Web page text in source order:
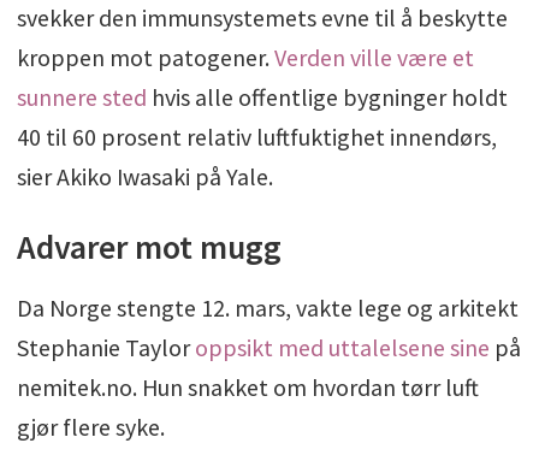
svekker den immunsystemets evne til å beskytte
kroppen mot patogener.Verden ville være et
sunnere sted hvis alle offentlige bygninger holdt
40 til 60 prosent relativ luftfuktighet innendørs,
sier Akiko Iwasaki på Yale.
Advarer mot mugg
Da Norge stengte 12. mars, vakte lege og arkitekt
Stephanie Tayloroppsikt med uttalelsene sine på
nemitek.no. Hun snakket om hvordan tørr luft
gjør flere syke.